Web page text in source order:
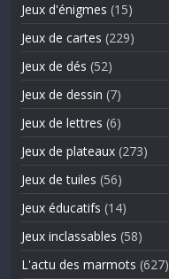
Jeux d'énigmes (15)
Jeux de cartes (229)
Jeux de dés (52)
Jeux de dessin (7)
Jeux de lettres (6)
Jeux de plateaux (273)
Jeux de tuiles (56)
Jeux éducatifs (14)
Jeux inclassables (58)
L'actu des marmots (627)